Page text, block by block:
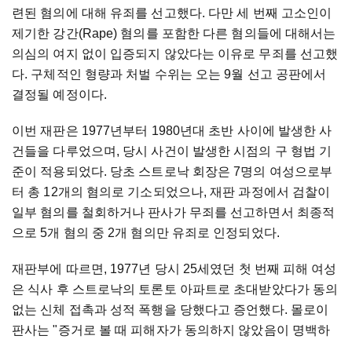
련된 혐의에 대해 유죄를 선고했다. 다만 세 번째 고소인이
제기한 강간(Rape) 혐의를 포함한 다른 혐의들에 대해서는
의심의 여지 없이 입증되지 않았다는 이유로 무죄를 선고했
다. 구체적인 형량과 처벌 수위는 오는 9월 선고 공판에서
결정될 예정이다.
이번 재판은 1977년부터 1980년대 초반 사이에 발생한 사
건들을 다루었으며, 당시 사건이 발생한 시점의 구 형법 기
준이 적용되었다. 당초 스트로낙 회장은 7명의 여성으로부
터 총 12개의 혐의로 기소되었으나, 재판 과정에서 검찰이
일부 혐의를 철회하거나 판사가 무죄를 선고하면서 최종적
으로 5개 혐의 중 2개 혐의만 유죄로 인정되었다.
재판부에 따르면, 1977년 당시 25세였던 첫 번째 피해 여성
은 식사 후 스트로낙의 토론토 아파트로 초대받았다가 동의
없는 신체 접촉과 성적 폭행을 당했다고 증언했다. 몰로이
판사는 "증거로 볼 때 피해자가 동의하지 않았음이 명백하